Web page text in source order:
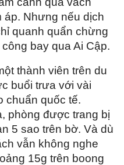
áp. Nhưng nếu dịch
quanh quẩn chừng
bay qua Ai Cập.
thành viên trên du
buổi trưa với vài
chuẩn quốc tế.
phòng được trang bị
5 sao trên bờ. Và dù
vẫn không nghe
15g trên boong